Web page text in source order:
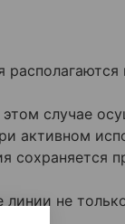
случае
активном
не